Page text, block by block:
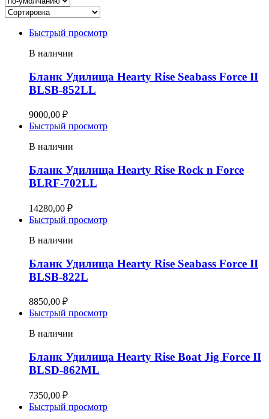
Быстрый просмотр
В наличии
Бланк Удилища Hearty Rise Seabass Force II
BLSB-852LL
9000,00 ₽
Быстрый просмотр
В наличии
Бланк Удилища Hearty Rise Rock n Force
BLRF-702LL
14280,00 ₽
Быстрый просмотр
В наличии
Бланк Удилища Hearty Rise Seabass Force II
BLSB-822L
8850,00 ₽
Быстрый просмотр
В наличии
Бланк Удилища Hearty Rise Boat Jig Force II
BLSD-862ML
7350,00 ₽
Быстрый просмотр